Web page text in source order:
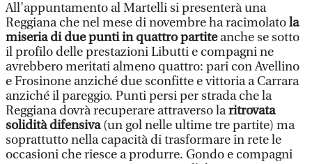
All’appuntamento al Martelli si presenterà una
Reggiana che nel mese di novembre ha racimolatola
miseria di due punti in quattro partiteanche se sotto
il profilo delle prestazioni Libutti e compagni ne
avrebbero meritati almeno quattro: pari con Avellino
e Frosinone anziché due sconfitte e vittoria a Carrara
anziché il pareggio. Punti persi per strada che la
Reggiana dovrà recuperare attraverso laritrovata
solidità difensiva(un gol nelle ultime tre partite) ma
soprattutto nella capacità di trasformare in rete le
occasioni che riesce a produrre. Gondo e compagni